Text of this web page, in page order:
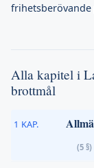
frihetsberövande
Alla kapitel i
brottmål
1 KAP.
(5 §)